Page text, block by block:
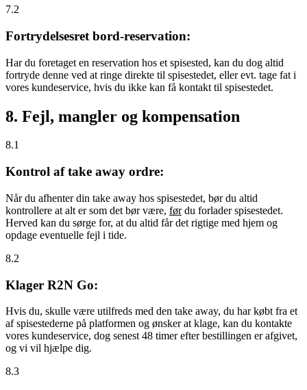
7.2
Fortrydelsesret bord-reservation:
Har du foretaget en reservation hos et spisested, kan du dog altid
fortryde denne ved at ringe direkte til spisestedet, eller evt. tage fat i
vores kundeservice, hvis du ikke kan få kontakt til spisestedet.
8. Fejl, mangler og kompensation
8.1
Kontrol af take away ordre:
Når du afhenter din take away hos spisestedet, bør du altid
kontrollere at alt er som det bør være, førdu forlader spisestedet.
Herved kan du sørge for, at du altid får det rigtige med hjem og
opdage eventuelle fejl i tide.
8.2
Klager R2N Go:
Hvis du, skulle være utilfreds med den take away, du har købt fra et
af spisestederne på platformen og ønsker at klage, kan du kontakte
vores kundeservice, dog senest 48 timer efter bestillingen er afgivet,
og vi vil hjælpe dig.
8.3